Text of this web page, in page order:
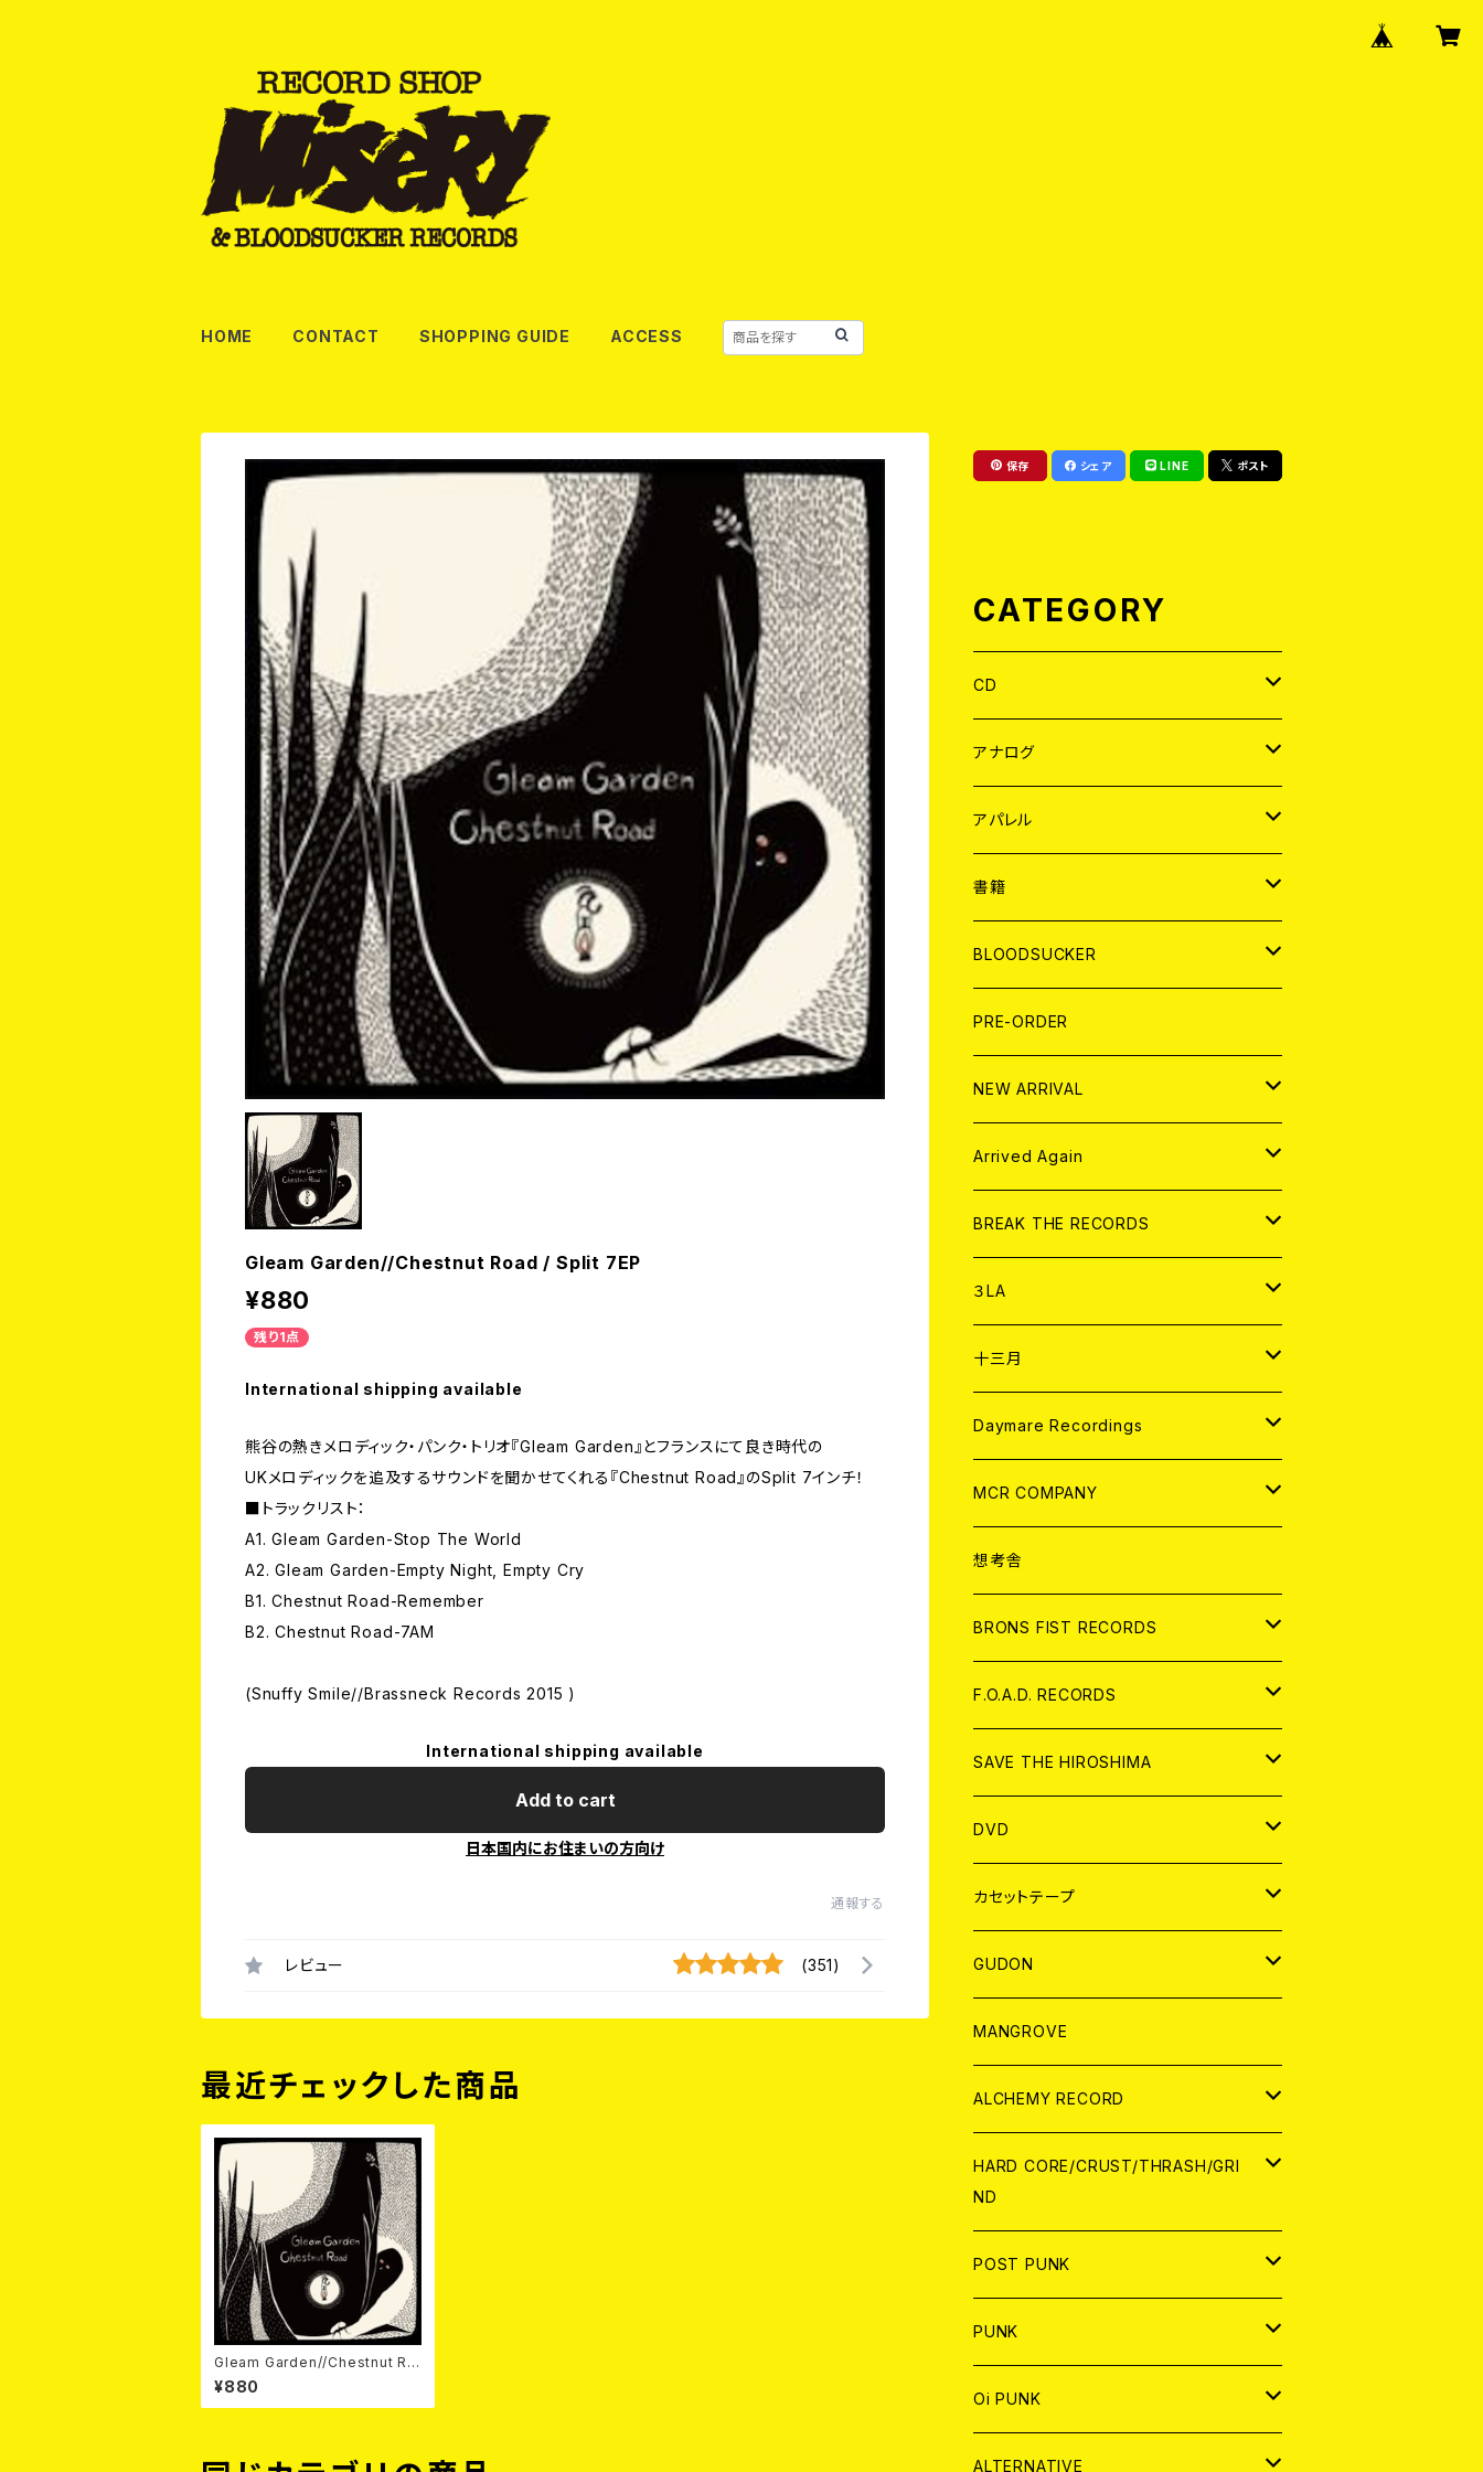
HOME CONTACT SHOPPING GUIDE ACCESS
Gleam Garden//Chestnut Road / Split 7EP
¥880
残り1点
International shipping available
熊谷の熱きメロディック・パンク・トリオ『Gleam Garden』とフランスにて良き時代の
UKメロディックを追及するサウンドを聞かせてくれる『Chestnut Road』のSplit 7インチ！
■トラックリスト：
A1. Gleam Garden-Stop The World
A2. Gleam Garden-Empty Night, Empty Cry
B1. Chestnut Road-Remember
B2. Chestnut Road-7AM
(Snuffy Smile//Brassneck Records 2015 )
International shipping available
Add to cart
日本国内にお住まいの方向け
通報する
レビュー (351)
最近チェックした商品
Gleam Garden//Chestnut Ro
¥880
保存 シェア LINE ポスト
CATEGORY
CD
JAPAN
WORLD
アナログ
JAPAN
７EP
LP
WORLD
7EP
LP
アパレル
JAPAN
T-shirt
HOOD
WORLD
T-shirt
HOOD
書籍
MAGAZINE
BOLLOCKS
EL ZINE
写真集 (PHOTOBOOK)
BLOODSUCKER
CD
アナログ
アパレル
書籍
DIGITAL CONTENTS
PRE-ORDER
NEW ARRIVAL
CD
アナログ
Arrived Again
CD
アナログ
BREAK THE RECORDS
CD
ANALOG
アパレル
３LA
CD
ANALOG
十三月
CD
ANALOG
Daymare Recordings
CD
ANALOG
MCR COMPANY
CD
アパレル
ANALOG
想考舎
BRONS FIST RECORDS
CD
ANALOG
F.O.A.D. RECORDS
CD
ANALOG
SAVE THE HIROSHIMA
アパレル
BADGE
DVD
JAPAN
WORLD
カセットテープ
JAPAN
WORLD
GUDON
アパレル
PATCH
アナログ
DIGITAL CONTENTS
MANGROVE
ALCHEMY RECORD
CD
ANALOG
HARD CORE/CRUST/THRASH/GRI
ND
JAPAN
CD
ANALOG
WORLD
CD
ANALOG
POST PUNK
CD
JAPAN
WORLD
ANALOG
JAPAN
PUNK
JAPAN
CD
WORLD
Oi PUNK
JAPAN
ALTERNATIVE